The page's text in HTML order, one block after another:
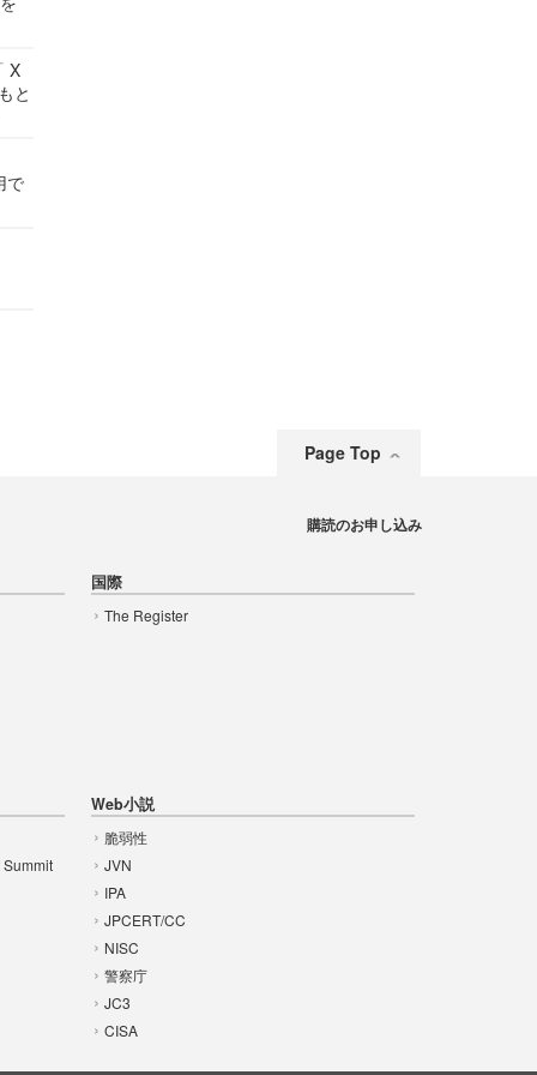
X
と
で
Page Top
国際
The Register
Web小説
脆弱性
JVN
IPA
JPCERT/CC
NISC
警察庁
JC3
CISA
購読のお申し込み